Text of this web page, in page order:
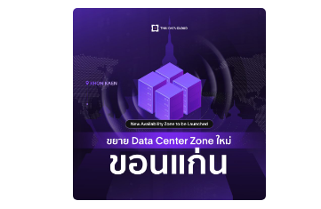
พร้อม
เคียง
ข้างทุก
ธุรกิจ
ไทย
Posted
by
THAI
DATA
รวมข่าว
IT /
Cloud /